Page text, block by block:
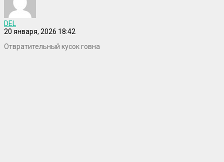
DEL
20 января, 2026 18:42
Отвратительный кусок говна